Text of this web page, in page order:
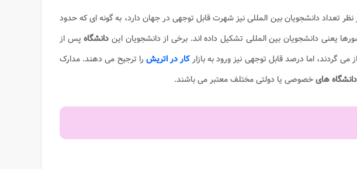
تعداد دانشجویان بین المللی نیز شهرت قابل توجهی در جهان دارد، به گونه ای که حدود
یعنی دانشجویان بین المللی تشکیل داده اند. برخی از دانشجویان این دانشگاهپس از
گردند، اما درصد قابل توجهی نیز ورود به بازارکار در اتریشرا ترجیح می دهند. مدارک
دانشگاه هایخصوصی یا دولتی مختلف معتبر می باشند.